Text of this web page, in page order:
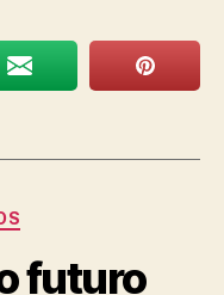
futuro